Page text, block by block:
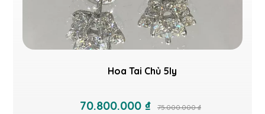
Hoa Tai Chủ 5ly
70.800.000 ₫ 75.000.000 ₫